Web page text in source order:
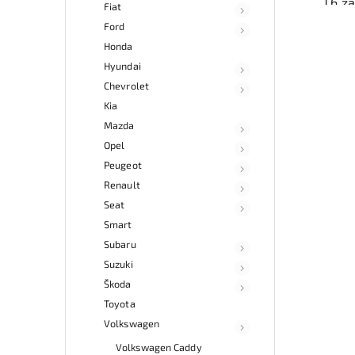
Fiat
Ford
Honda
Hyundai
Chevrolet
Kia
Mazda
Opel
Peugeot
Renault
Seat
Smart
Subaru
Suzuki
Škoda
Toyota
Volkswagen
Volkswagen Caddy